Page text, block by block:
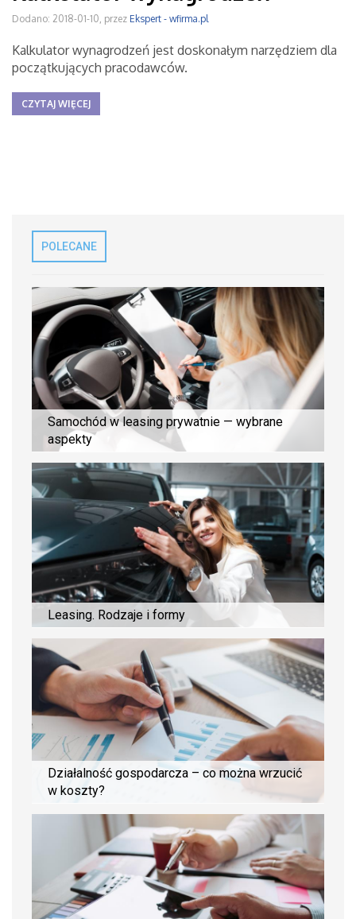
Dodano: 2018-01-10, przez Ekspert - wfirma.pl
Kalkulator wynagrodzeń jest doskonałym narzędziem dla
początkujących pracodawców.
CZYTAJ WIĘCEJ
POLECANE
Samochód w leasing prywatnie — wybrane
aspekty
Leasing. Rodzaje i formy
Działalność gospodarcza – co można wrzucić
w koszty?